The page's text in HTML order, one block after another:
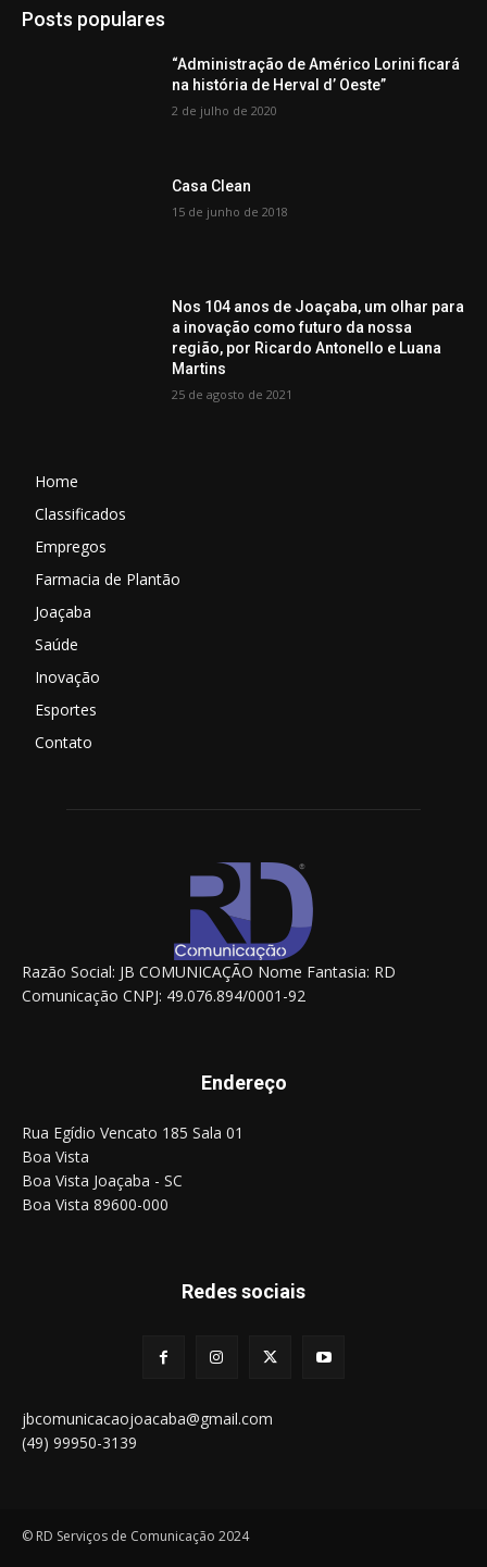
Posts populares
“Administração de Américo Lorini ficará
na história de Herval d’ Oeste”
2 de julho de 2020
Casa Clean
15 de junho de 2018
Nos 104 anos de Joaçaba, um olhar para
a inovação como futuro da nossa
região, por Ricardo Antonello e Luana
Martins
25 de agosto de 2021
Home
Classificados
Empregos
Farmacia de Plantão
Joaçaba
Saúde
Inovação
Esportes
Contato
Razão Social: JB COMUNICAÇÃO Nome Fantasia: RD
Comunicação CNPJ: 49.076.894/0001-92
Endereço
Rua Egídio Vencato 185 Sala 01
Boa Vista
Boa Vista Joaçaba - SC
Boa Vista 89600-000
Redes sociais
jbcomunicacaojoacaba@gmail.com
(49) 99950-3139
© RD Serviços de Comunicação 2024